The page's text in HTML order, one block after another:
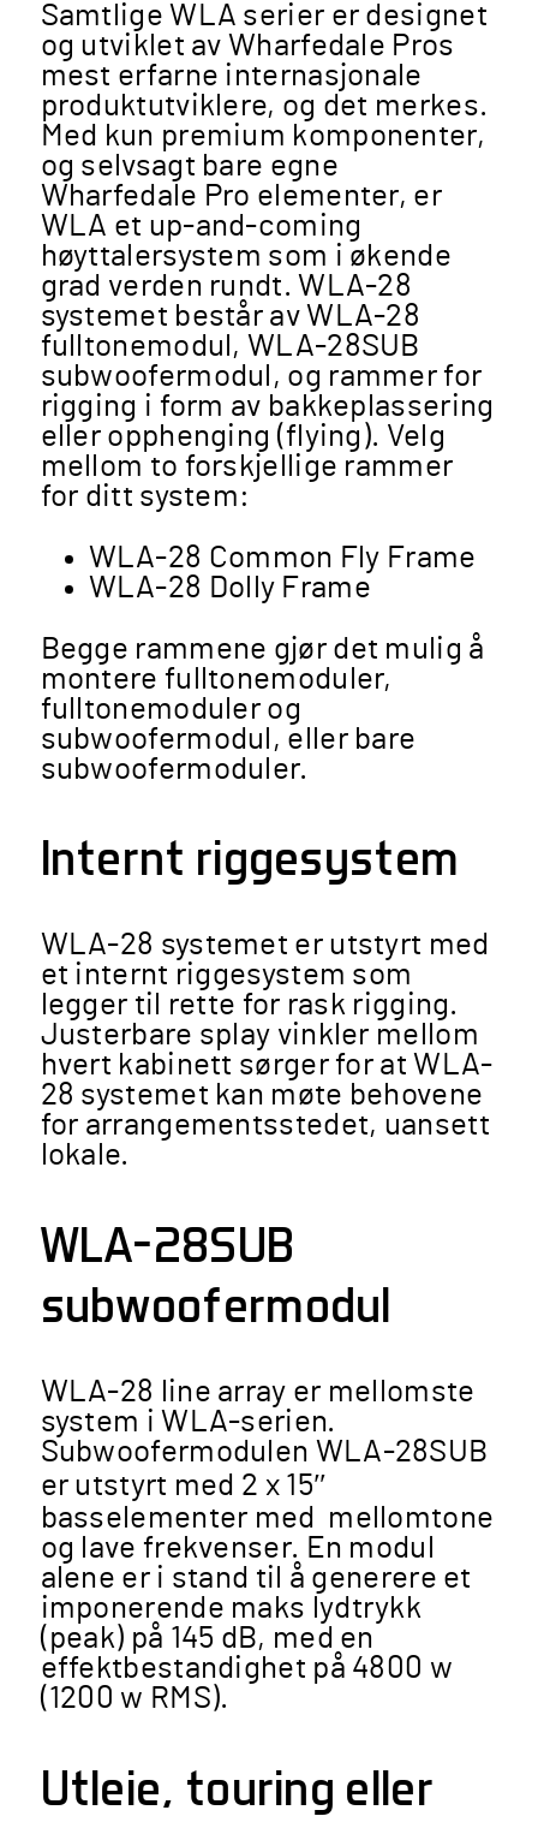
Samtlige WLA serier er designet
og utviklet av Wharfedale Pros
mest erfarne internasjonale
produktutviklere, og det merkes.
Med kun premium komponenter,
og selvsagt bare egne
Wharfedale Pro elementer, er
WLA et up-and-coming
høyttalersystem som i økende
grad verden rundt. WLA-28
systemet består av WLA-28
fulltonemodul, WLA-28SUB
subwoofermodul, og rammer for
rigging i form av bakkeplassering
eller opphenging (flying). Velg
mellom to forskjellige rammer
for ditt system:
WLA-28 Common Fly Frame
WLA-28 Dolly Frame
Begge rammene gjør det mulig å
montere fulltonemoduler,
fulltonemoduler og
subwoofermodul, eller bare
subwoofermoduler.
Internt riggesystem
WLA-28 systemet er utstyrt med
et internt riggesystem som
legger til rette for rask rigging.
Justerbare splay vinkler mellom
hvert kabinett sørger for at WLA-
28 systemet kan møte behovene
for arrangementsstedet, uansett
lokale.
WLA-28SUB
subwoofermodul
WLA-28 line array er mellomste
system i WLA-serien.
Subwoofermodulen WLA-28SUB
er utstyrt med 2 x 15″
basselementer med mellomtone
og lave frekvenser. En modul
alene er i stand til å generere et
imponerende maks lydtrykk
(peak) på 145 dB, med en
effektbestandighet på 4800 w
(1200 w RMS).
Utleie, touring eller